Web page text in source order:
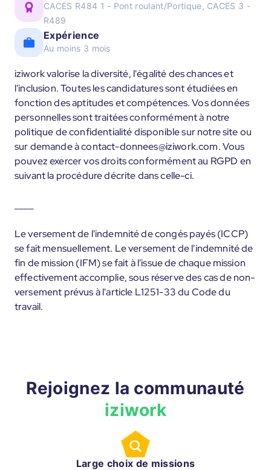
CACES R484 1 - Pont roulant/Portique, CACES 3 -
R489
Expérience
Au moins 3 mois
iziwork valorise la diversité, l'égalité des chances et
l'inclusion. Toutes les candidatures sont étudiées en
fonction des aptitudes et compétences. Vos données
personnelles sont traitées conformément à notre
politique de confidentialité disponible sur notre site ou
sur demande à contact-donnees@iziwork.com. Vous
pouvez exercer vos droits conformément au RGPD en
suivant la procédure décrite dans celle-ci.
Le versement de l'indemnité de congés payés (ICCP)
se fait mensuellement. Le versement de l'indemnité de
fin de mission (IFM) se fait à l'issue de chaque mission
effectivement accomplie, sous réserve des cas de non-
versement prévus à l'article L1251-33 du Code du
travail.
Rejoignez la communauté
iziwork
Large choix de missions